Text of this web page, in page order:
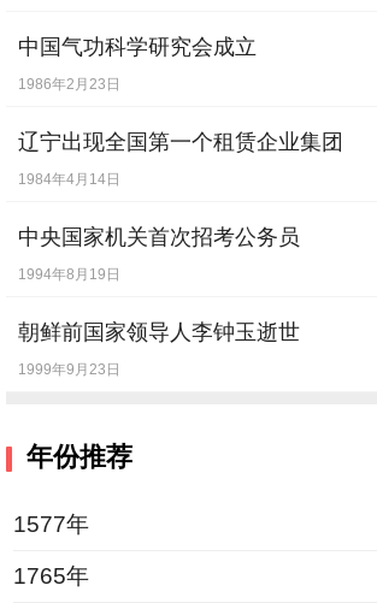
中国气功科学研究会成立
1986年2月23日
辽宁出现全国第一个租赁企业集团
1984年4月14日
中央国家机关首次招考公务员
1994年8月19日
朝鲜前国家领导人李钟玉逝世
1999年9月23日
年份推荐
1577年
1765年